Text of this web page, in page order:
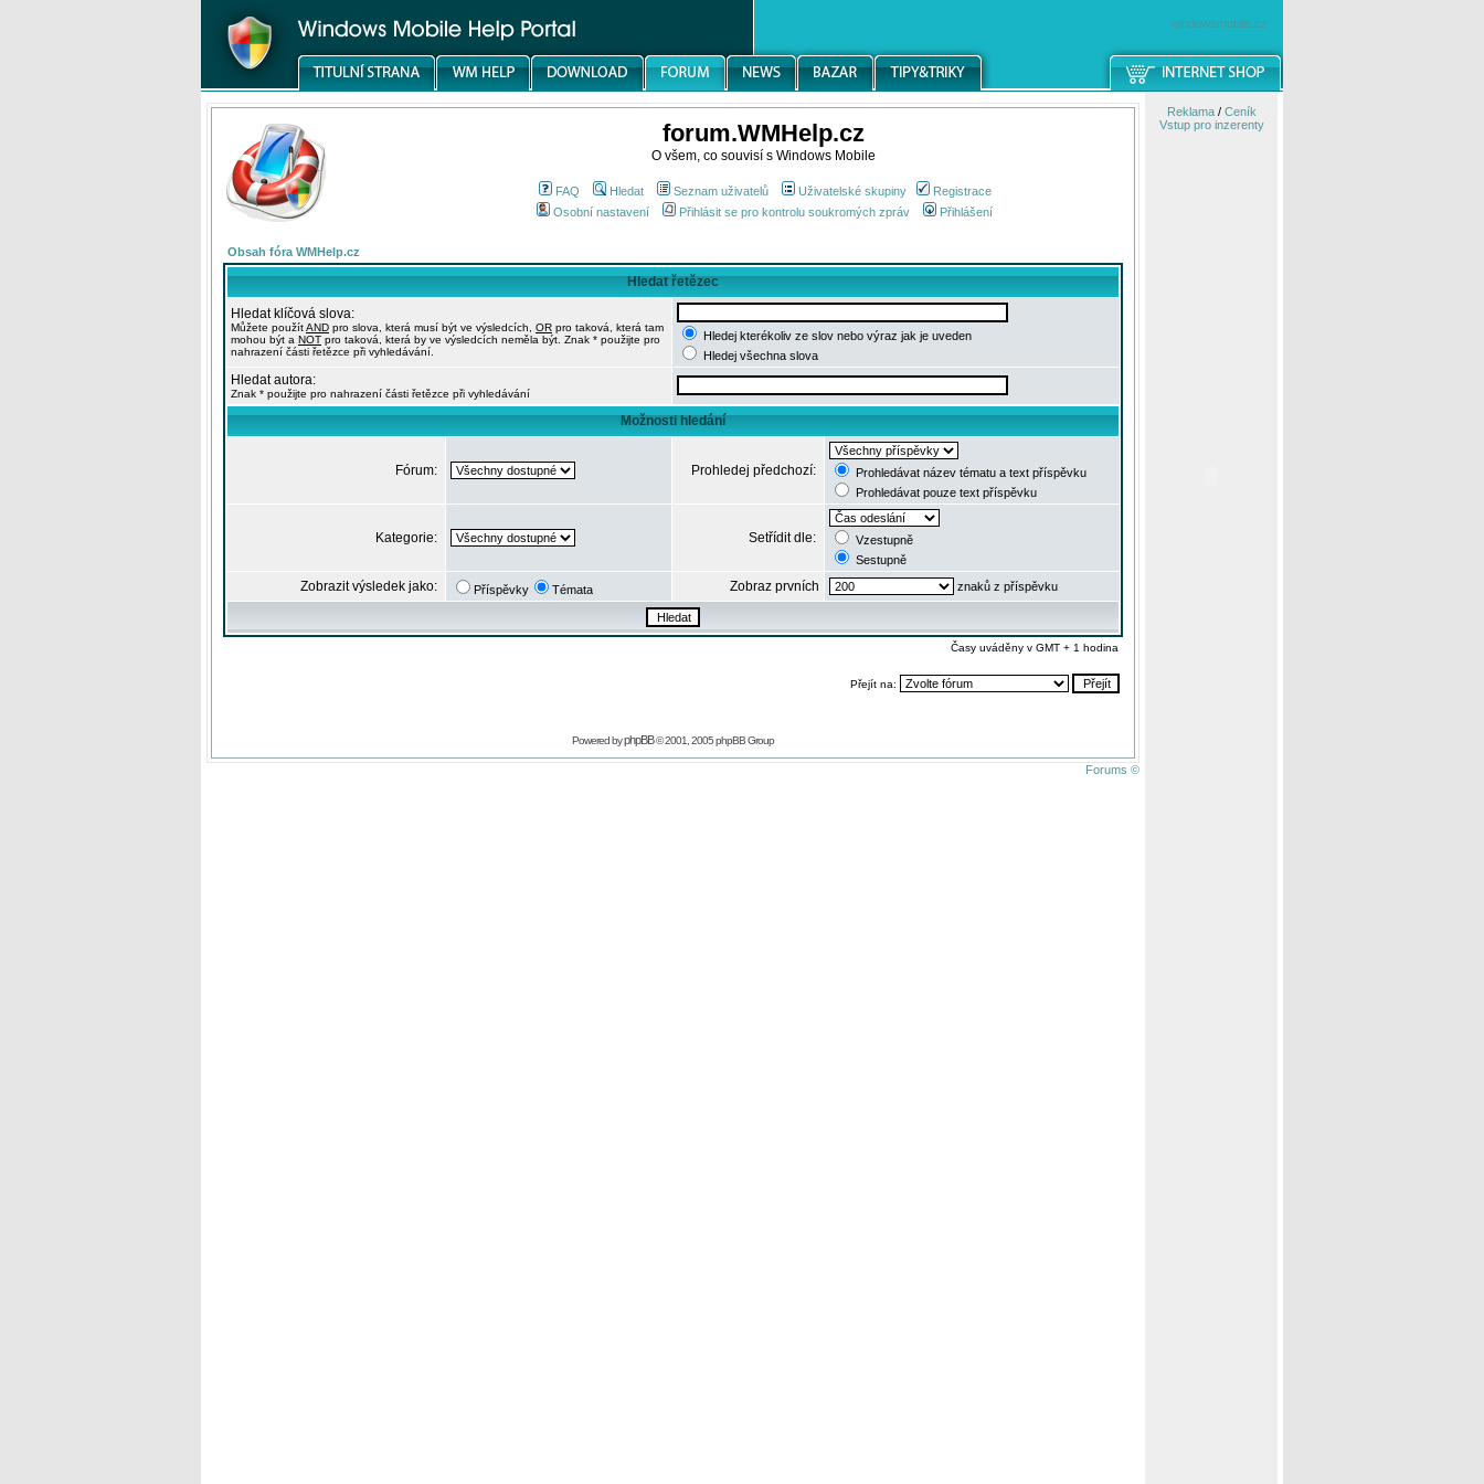
windowsmobile.cz
forum.WMHelp.cz
O všem, co souvisí s Windows Mobile
FAQ Hledat Seznam uživatelů Uživatelské skupiny
Registrace
Osobní nastavení
Přihlásit se pro kontrolu soukromých zpráv Přihlášení
Obsah fóra WMHelp.cz
Hledat řetězec
Hledat klíčová slova:
Můžete použítAND pro slova, která musí být ve výsledcích, OR pro taková, která tam
mohou být a NOT pro taková, která by ve výsledcích neměla být. Znak * použijte pro
nahrazení části řetězce při vyhledávání.
Hledej kterékoliv ze slov nebo výraz jak je uveden
Hledej všechna slova
Hledat autora:
Znak * použijte pro nahrazení části řetězce při vyhledávání
Možnosti hledání
Fórum: Prohledej předchozí:
Prohledávat název tématu a text příspěvku
Prohledávat pouze text příspěvku
Kategorie: Setřídit dle:
Vzestupně
Sestupně
Zobrazit výsledek jako: Příspěvky Témata Zobraz prvních znaků z příspěvku
Časy uváděny v GMT + 1 hodina
Přejít na:
Powered byphpBB© 2001, 2005 phpBB Group
Forums ©
Reklama/ Ceník
Vstup pro inzerenty